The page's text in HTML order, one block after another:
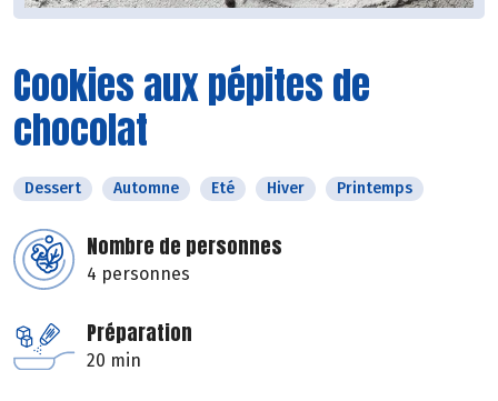
Cookies aux pépites de
chocolat
Dessert Automne Eté Hiver Printemps
Nombre de personnes
4 personnes
Préparation
20 min